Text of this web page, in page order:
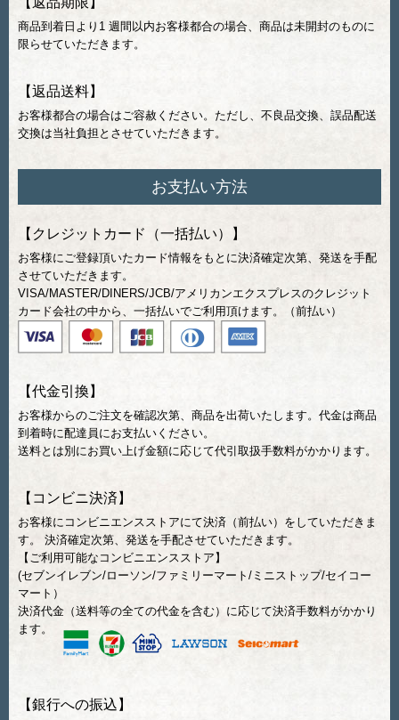
商品到着日より1 週間以内お客様都合の場合、商品は未開封のものに
限らせていただきます。
【返品送料】
お客様都合の場合はご容赦ください。ただし、不良品交換、誤品配送
交換は当社負担とさせていただきます。
お支払い方法
【クレジットカード（一括払い）】
お客様にご登録頂いたカード情報をもとに決済確定次第、発送を手配
させていただきます。
VISA/MASTER/DINERS/JCB/アメリカンエクスプレスのクレジット
カード会社の中から、一括払いでご利用頂けます。（前払い）
【代金引換】
お客様からのご注文を確認次第、商品を出荷いたします。代金は商品
到着時に配達員にお支払いください。
送料とは別にお買い上げ金額に応じて代引取扱手数料がかかります。
【コンビニ決済】
お客様にコンビニエンスストアにて決済（前払い）をしていただきま
す。 決済確定次第、発送を手配させていただきます。
【ご利用可能なコンビニエンスストア】
(セブンイレブン/ローソン/ファミリーマート/ミニストップ/セイコー
マート）
決済代金（送料等の全ての代金を含む）に応じて決済手数料がかかり
ます。
【銀行への振込】